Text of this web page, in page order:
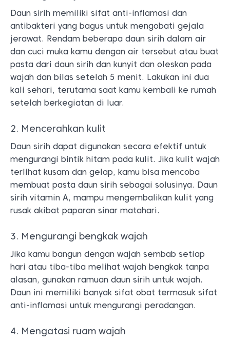
Daun sirih memiliki sifat anti-inflamasi dan
antibakteri yang bagus untuk mengobati gejala
jerawat. Rendam beberapa daun sirih dalam air
dan cuci muka kamu dengan air tersebut atau buat
pasta dari daun sirih dan kunyit dan oleskan pada
wajah dan bilas setelah 5 menit. Lakukan ini dua
kali sehari, terutama saat kamu kembali ke rumah
setelah berkegiatan di luar.
2. Mencerahkan kulit
Daun sirih dapat digunakan secara efektif untuk
mengurangi bintik hitam pada kulit. Jika kulit wajah
terlihat kusam dan gelap, kamu bisa mencoba
membuat pasta daun sirih sebagai solusinya. Daun
sirih vitamin A, mampu mengembalikan kulit yang
rusak akibat paparan sinar matahari.
3. Mengurangi bengkak wajah
Jika kamu bangun dengan wajah sembab setiap
hari atau tiba-tiba melihat wajah bengkak tanpa
alasan, gunakan ramuan daun sirih untuk wajah.
Daun ini memiliki banyak sifat obat termasuk sifat
anti-inflamasi untuk mengurangi peradangan.
4. Mengatasi ruam wajah